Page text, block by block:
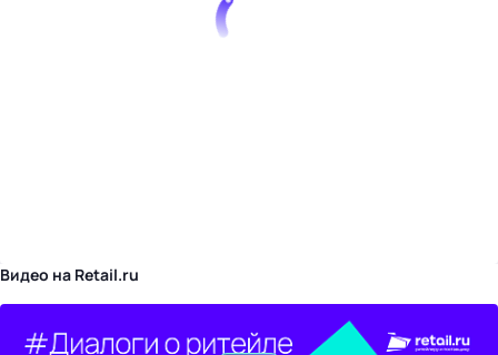
Видео на Retail.ru